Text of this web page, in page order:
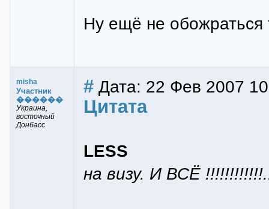
Ну ещё не обожраться
misha
Участник
������
Украина,
восточный
Донбасс
# Дата: 22 Фев 2007
Цитата
LESS
на визу. И ВСЁ